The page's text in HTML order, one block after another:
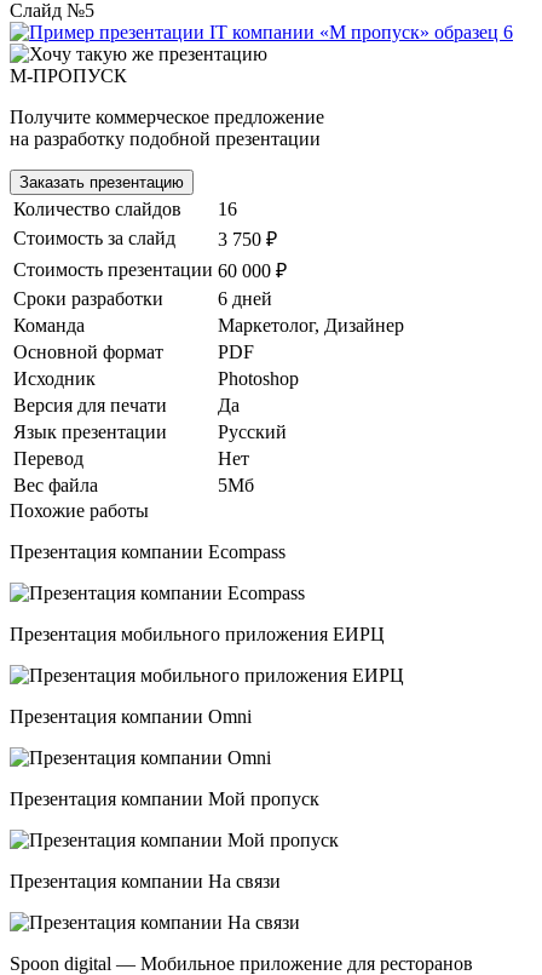
Слайд №5
М-ПРОПУСК
Получите коммерческое предложение
на разработку подобной презентации
Заказать презентацию
Количество слайдов
16
Стоимость за слайд
3 750 ₽
Стоимость презентации 60 000 ₽
Сроки разработки
6 дней
Команда
Маркетолог, Дизайнер
Основной формат
PDF
Исходник
Photoshop
Версия для печати
Да
Язык презентации
Русский
Перевод
Нет
Вес файла
5Мб
Похожие работы
Презентация компании Ecompass
Презентация мобильного приложения ЕИРЦ
Презентация компании Omni
Презентация компании Мой пропуск
Презентация компании На связи
Spoon digital — Мобильное приложение для ресторанов